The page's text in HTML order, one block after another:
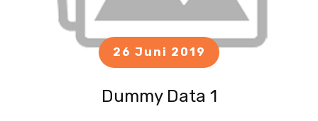
26 Juni 2019
Dummy Data 1